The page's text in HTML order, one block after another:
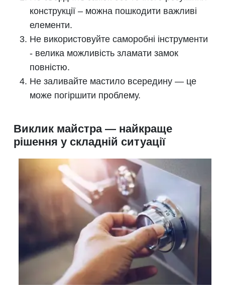
конструкції – можна пошкодити важливі
елементи.
Не використовуйте саморобні інструменти
- велика можливість зламати замок
повністю.
Не заливайте мастило всередину — це
може погіршити проблему.
Виклик майстра — найкраще
рішення у складній ситуації